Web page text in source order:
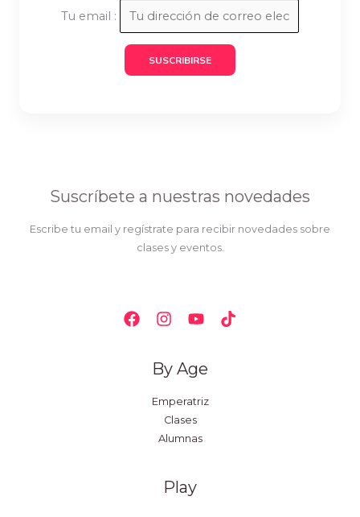
Tu email :
Suscríbete a nuestras novedades
Escribe tu email y regístrate para recibir novedades sobre
clases y eventos.
By Age
Emperatriz
Clases
Alumnas
Play